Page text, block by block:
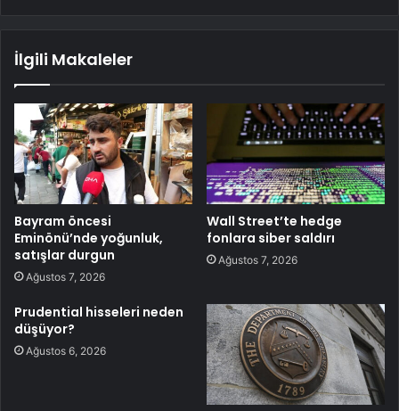
İlgili Makaleler
Bayram öncesi
Eminönü’nde yoğunluk,
satışlar durgun
Ağustos 7, 2026
Wall Street’te hedge
fonlara siber saldırı
Ağustos 7, 2026
Prudential hisseleri neden
düşüyor?
Ağustos 6, 2026